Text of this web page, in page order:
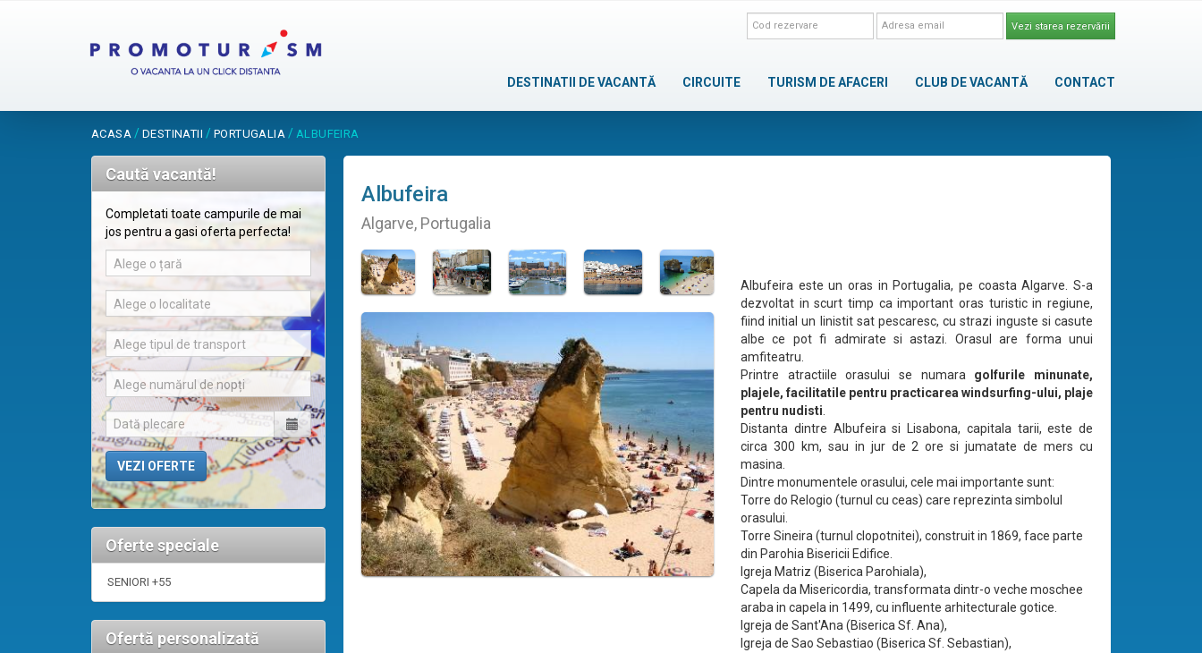
Vezi starea rezervării
DESTINATII DE VACANTĂ CIRCUITE TURISM DE AFACERI CLUB DE VACANTĂ CONTACT
ACASA / DESTINATII / PORTUGALIA / ALBUFEIRA
Caută vacantă!
Completati toate campurile de mai
jos pentru a gasi oferta perfecta!
Alege o țară
Alege o localitate
Alege tipul de transport
Alege numărul de nopți
Oferte speciale
SENIORI +55
Ofertă personalizată
Albufeira
Algarve, Portugalia
Albufeira este un oras in Portugalia, pe coasta Algarve. S-a
dezvoltat in scurt timp ca important oras turistic in regiune,
fiind initial un linistit sat pescaresc, cu strazi inguste si casute
albe ce pot fi admirate si astazi. Orasul are forma unui
amfiteatru.
Printre atractiile orasului se numara golfurile minunate,
plajele, facilitatile pentru practicarea windsurfing-ului, plaje
pentru nudisti.
Distanta dintre Albufeira si Lisabona, capitala tarii, este de
circa 300 km, sau in jur de 2 ore si jumatate de mers cu
masina.
Dintre monumentele orasului, cele mai importante sunt:
Torre do Relogio (turnul cu ceas) care reprezinta simbolul
orasului.
Torre Sineira (turnul clopotnitei), construit in 1869, face parte
din Parohia Bisericii Edifice.
Igreja Matriz (Biserica Parohiala),
Capela da Misericordia, transformata dintr-o veche moschee
araba in capela in 1499, cu influente arhitecturale gotice.
Igreja de Sant'Ana (Biserica Sf. Ana),
Igreja de Sao Sebastiao (Biserica Sf. Sebastian),